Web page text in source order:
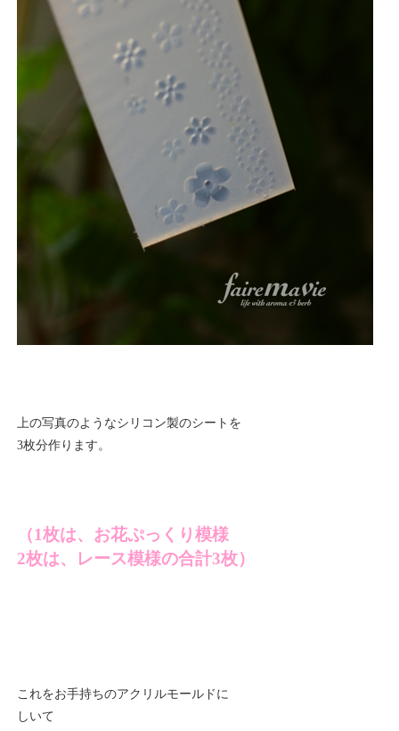
上の写真のようなシリコン製のシートを
3枚分作ります。
（1枚は、お花ぷっくり模様
2枚は、レース模様の合計3枚）
これをお手持ちのアクリルモールドに
しいて